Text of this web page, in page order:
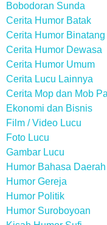
Bobodoran Sunda
Cerita Humor Batak
Cerita Humor Binatang
Cerita Humor Dewasa
Cerita Humor Umum
Cerita Lucu Lainnya
Cerita Mop dan Mob
Ekonomi dan Bisnis
Film / Video Lucu
Foto Lucu
Gambar Lucu
Humor Bahasa Daerah
Humor Gereja
Humor Politik
Humor Suroboyoan